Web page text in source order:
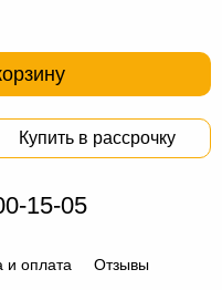
Купить в рассрочку
15-05
и оплата Отзывы